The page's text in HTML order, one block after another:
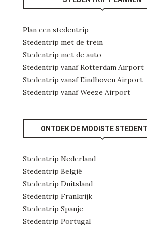
Plan een stedentrip
Stedentrip met de trein
Stedentrip met de auto
Stedentrip vanaf Rotterdam Airport
Stedentrip vanaf Eindhoven Airport
Stedentrip vanaf Weeze Airport
ONTDEK DE MOOISTE
Stedentrip Nederland
Stedentrip België
Stedentrip Duitsland
Stedentrip Frankrijk
Stedentrip Spanje
Stedentrip Portugal